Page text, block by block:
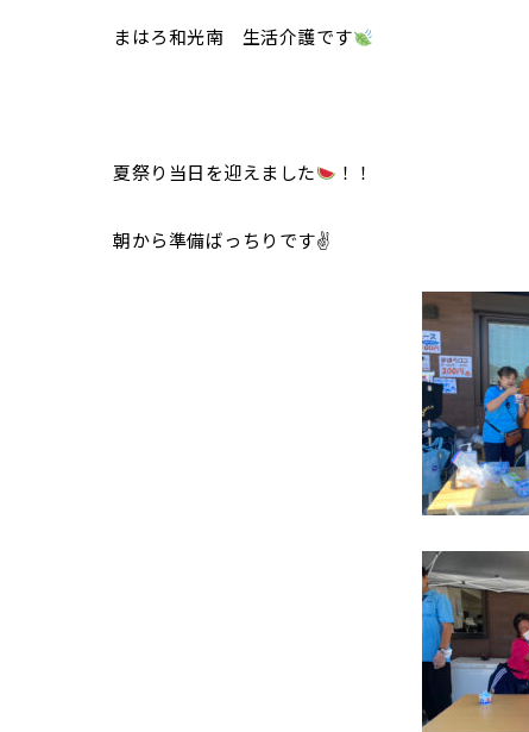
まはろ和光南 生活介護です
夏祭り当日を迎えました ！！
朝から準備ばっちりです✌